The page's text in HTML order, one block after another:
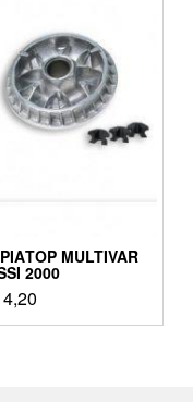
MULTIVAR
2000